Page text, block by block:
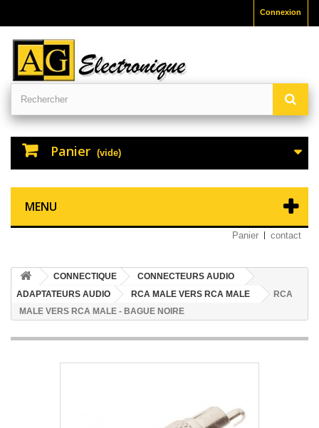
Connexion
Panier (vide)
MENU
Panier contact
CONNECTIQUE
CONNECTEURS AUDIO
ADAPTATEURS AUDIO
RCA MALE VERS RCA MALE
RCA
MALE VERS RCA MALE - BAGUE NOIRE